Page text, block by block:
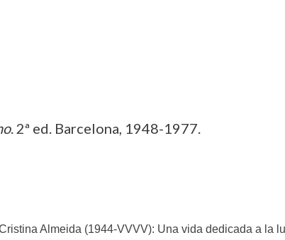
. 2ª ed. Barcelona, 1948-1977.
Almeida (1944-VVVV): Una vida dedicada a la